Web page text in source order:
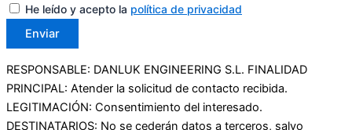
He leído y acepto la política de privacidad
Enviar
RESPONSABLE: DANLUK ENGINEERING S.L. FINALIDAD
PRINCIPAL: Atender la solicitud de contacto recibida.
LEGITIMACIÓN: Consentimiento del interesado.
DESTINATARIOS: No se cederán datos a terceros, salvo